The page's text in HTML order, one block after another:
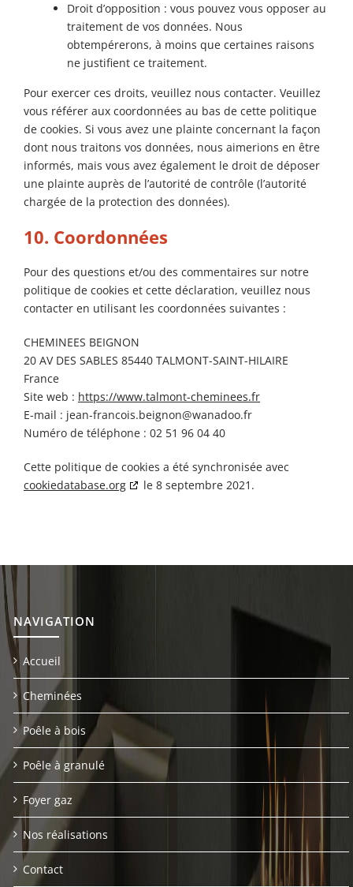
Droit d’opposition : vous pouvez vous opposer au
traitement de vos données. Nous
obtempérerons, à moins que certaines raisons
ne justifient ce traitement.
Pour exercer ces droits, veuillez nous contacter. Veuillez
vous référer aux coordonnées au bas de cette politique
de cookies. Si vous avez une plainte concernant la façon
dont nous traitons vos données, nous aimerions en être
informés, mais vous avez également le droit de déposer
une plainte auprès de l’autorité de contrôle (l’autorité
chargée de la protection des données).
10. Coordonnées
Pour des questions et/ou des commentaires sur notre
politique de cookies et cette déclaration, veuillez nous
contacter en utilisant les coordonnées suivantes :
CHEMINEES BEIGNON
20 AV DES SABLES 85440 TALMONT-SAINT-HILAIRE
France
Site web : https://www.talmont-cheminees.fr
E-mail : jean-francois.beignon@wanadoo.fr
Numéro de téléphone : 02 51 96 04 40
Cette politique de cookies a été synchronisée avec
cookiedatabase.org
le 8 septembre 2021.
NAVIGATION
Accueil
Cheminées
Poêle à bois
Poêle à granulé
Foyer gaz
Nos réalisations
Contact